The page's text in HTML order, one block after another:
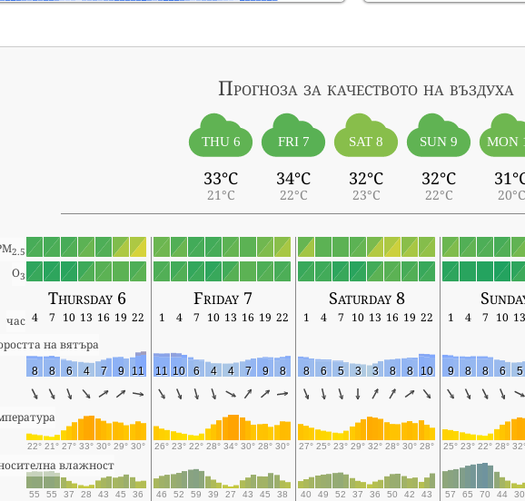
Прогноза за качеството на въздуха
THU 6
33°C
21°C
FRI 7
34°C
22°C
SAT 8
32°C
23°C
SUN 9
32°C
22°C
MON
20°C
2.5
O3
Thursday 6 Friday 7 Saturday 8
час 4 7 10 13 16 19 22 1 4 7 10 13 16 19 22 1 4 7 10 13 16 19 22 1 4 7 10 13
на вятъра
8 8 6 4 7 9 11 11 10 6 4 4 7 9 8 8 6 5 3 3 8 8 10 9 8 8 6 5
22° 21° 27° 33° 30° 29° 30° 26° 23° 22° 28° 34° 30° 28° 30° 27° 25° 23° 29° 32° 28° 30° 28° 25° 23° 22° 28°
влажност
55 55 37 28 43 45 36 46 52 59 39 27 43 45 38 40 49 52 37 36 50 42 43 57 65 70 44 30